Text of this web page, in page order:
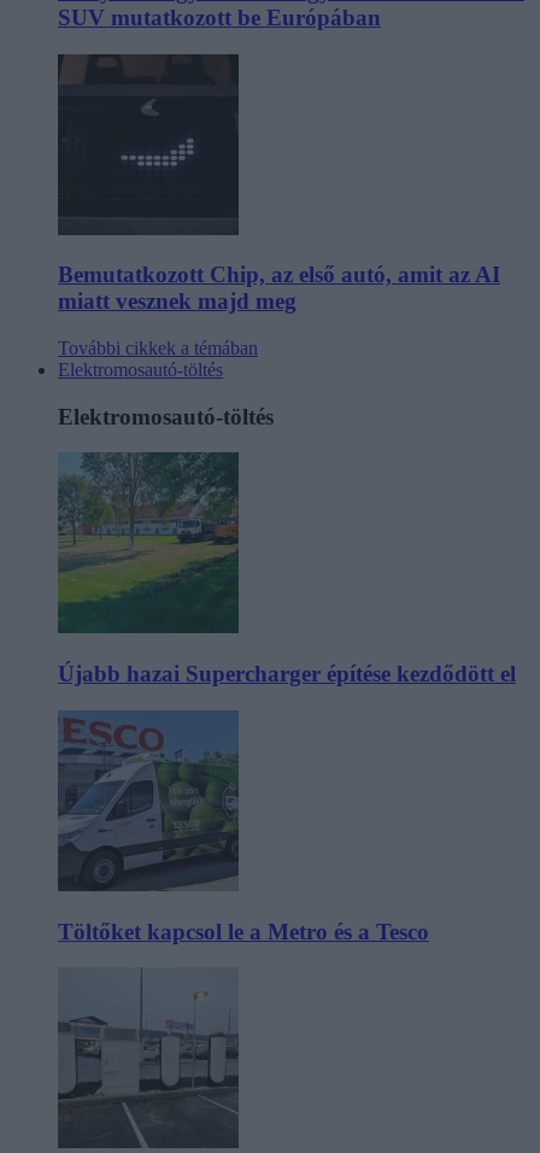
SUV mutatkozott be Európában
Bemutatkozott Chip, az első autó, amit az AI
miatt vesznek majd meg
További cikkek a témában
Elektromosautó-töltés
Elektromosautó-töltés
Újabb hazai Supercharger építése kezdődött el
Töltőket kapcsol le a Metro és a Tesco